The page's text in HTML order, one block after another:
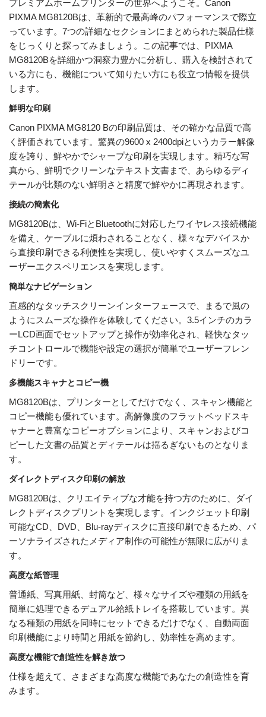
プレミアムホームプリンターの世界へようこそ。Canon
PIXMA MG8120Bは、革新的で最高峰のパフォーマンスで際立
っています。7つの詳細なセクションにまとめられた製品仕様
をじっくりと探ってみましょう。この記事では、PIXMA
MG8120Bを詳細かつ洞察力豊かに分析し、購入を検討されて
いる方にも、機能について知りたい方にも役立つ情報を提供
します。
鮮明な印刷
Canon PIXMA MG8120 Bの印刷品質は、その確かな品質で高
く評価されています。驚異の9600 x 2400dpiというカラー解像
度を誇り、鮮やかでシャープな印刷を実現します。精巧な写
真から、鮮明でクリーンなテキスト文書まで、あらゆるディ
テールが比類のない鮮明さと精度で鮮やかに再現されます。
接続の簡素化
MG8120Bは、Wi-FiとBluetoothに対応したワイヤレス接続機能
を備え、ケーブルに煩わされることなく、様々なデバイスか
ら直接印刷できる利便性を実現し、使いやすくスムーズなユ
ーザーエクスペリエンスを実現します。
簡単なナビゲーション
直感的なタッチスクリーンインターフェースで、まるで風の
ようにスムーズな操作を体験してください。3.5インチのカラ
ーLCD画面でセットアップと操作が効率化され、軽快なタッ
チコントロールで機能や設定の選択が簡単でユーザーフレン
ドリーです。
多機能スキャナとコピー機
MG8120Bは、プリンターとしてだけでなく、スキャン機能と
コピー機能も優れています。高解像度のフラットベッドスキ
ャナーと豊富なコピーオプションにより、スキャンおよびコ
ピーした文書の品質とディテールは揺るぎないものとなりま
す。
ダイレクトディスク印刷の解放
MG8120Bは、クリエイティブな才能を持つ方のために、ダイ
レクトディスクプリントを実現します。インクジェット印刷
可能なCD、DVD、Blu-rayディスクに直接印刷できるため、パ
ーソナライズされたメディア制作の可能性が無限に広がりま
す。
高度な紙管理
普通紙、写真用紙、封筒など、様々なサイズや種類の用紙を
簡単に処理できるデュアル給紙トレイを搭載しています。異
なる種類の用紙を同時にセットできるだけでなく、自動両面
印刷機能により時間と用紙を節約し、効率性を高めます。
高度な機能で創造性を解き放つ
仕様を超えて、さまざまな高度な機能であなたの創造性を育
みます。